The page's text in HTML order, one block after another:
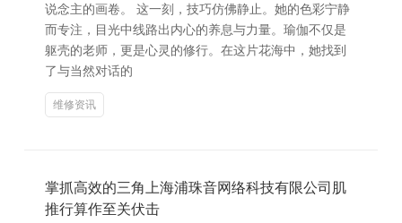
说念主的画卷。 这一刻，技巧仿佛静止。她的色彩宁静
而专注，目光中线路出内心的养息与力量。瑜伽不仅是
躯壳的老师，更是心灵的修行。在这片花海中，她找到
了与当然对话的
维修资讯
掌抓高效的三角上海浦珠音网络科技有限公司肌
推行算作至关伏击